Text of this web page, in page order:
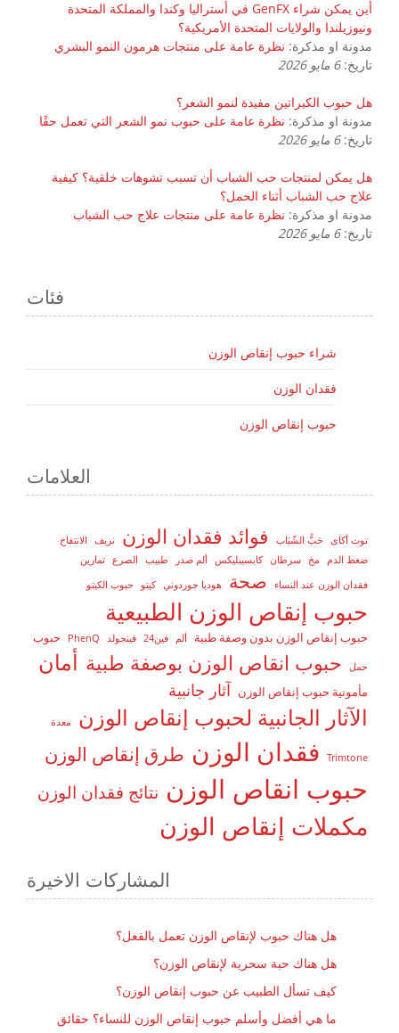
أين يمكن شراء GenFX في أستراليا وكندا والمملكة المتحدة
ونيوزيلندا والولايات المتحدة الأمريكية؟
مدونة او مذكرة: نظرة عامة على منتجات هرمون النمو البشري
تاريخ:6 مايو 2026
هل حبوب الكيراتين مفيدة لنمو الشعر؟
مدونة او مذكرة: نظرة عامة على حبوب نمو الشعر التي تعمل حقًا
تاريخ:6 مايو 2026
هل يمكن لمنتجات حب الشباب أن تسبب تشوهات خلقية؟ كيفية
علاج حب الشباب أثناء الحمل؟
مدونة او مذكرة: نظرة عامة على منتجات علاج حب الشباب
تاريخ:6 مايو 2026
فئات
شراء حبوب إنقاص الوزن
فقدان الوزن
حبوب إنقاص الوزن
العلامات
توت أكاى حَبُّ الشّبَاب فوائد فقدان الوزن نزيف
الانتفاخ
ضغط الدم
مخ سرطان كابسيبليكس ألم صدر طبيب الصرع تمارين
فقدان الوزن عند النساء
صحة هوديا جوردوني كيتو حبوب الكيتو
حبوب إنقاص الوزن الطبيعية
حبوب إنقاص الوزن بدون وصفة طبية ألم فين24 فينجولد PhenQ حبوب
حمل حبوب انقاص الوزن بوصفة طبية أمان
مأمونية حبوب إنقاص الوزن آثار جانبية
الآثار الجانبية لحبوب إنقاص الوزن معدة
Trimtone فقدان الوزن طرق إنقاص الوزن
حبوب انقاص الوزن نتائج فقدان الوزن
مكملات إنقاص الوزن
المشاركات الاخيرة
هل هناك حبوب لإنقاص الوزن تعمل بالفعل؟
هل هناك حبة سحرية لإنقاص الوزن؟
كيف تسأل الطبيب عن حبوب إنقاص الوزن؟
ما هي أفضل وأسلم حبوب إنقاص الوزن للنساء؟ حقائق